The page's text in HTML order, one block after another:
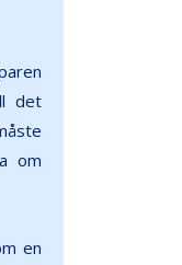
det
om
en